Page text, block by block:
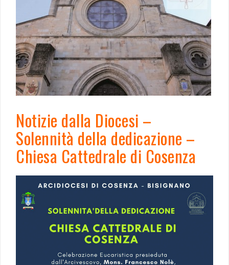
Notizie dalla Diocesi –
Solennità della dedicazione –
Chiesa Cattedrale di Cosenza